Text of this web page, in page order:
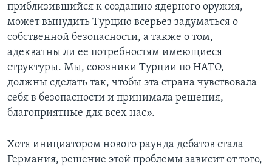
приблизившийся к созданию ядерного оружия,
может вынудить Турцию всерьез задуматься о
собственной безопасности, а также о том,
адекватны ли ее потребностям имеющиеся
структуры. Мы, союзники Турции по НАТО,
должны сделать так, чтобы эта страна чувствовала
себя в безопасности и принимала решения,
благоприятные для всех нас».
Хотя инициатором нового раунда дебатов стала
Германия, решение этой проблемы зависит от того,